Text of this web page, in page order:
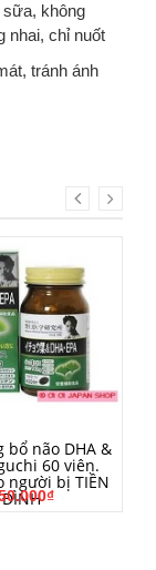
không
nhai, chỉ nuốt
tránh ánh
HÀNG
bổ não DHA &
60 viên.
người bị TIỀN
ĐÌNH